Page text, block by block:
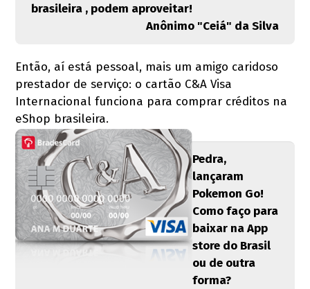
brasileira , podem aproveitar!
Anônimo "Ceiá" da Silva
Então, aí está pessoal, mais um amigo caridoso
prestador de serviço: o cartão C&A Visa
Internacional funciona para comprar créditos na
eShop brasileira.
Pedra,
lançaram
Pokemon Go!
Como faço para
baixar na App
store do Brasil
ou de outra
forma?